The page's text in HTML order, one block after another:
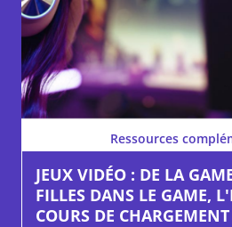
Ressources
JEUX VIDÉO : DE LA
FILLES DANS LE GAME,
COURS DE CHARGEMENT